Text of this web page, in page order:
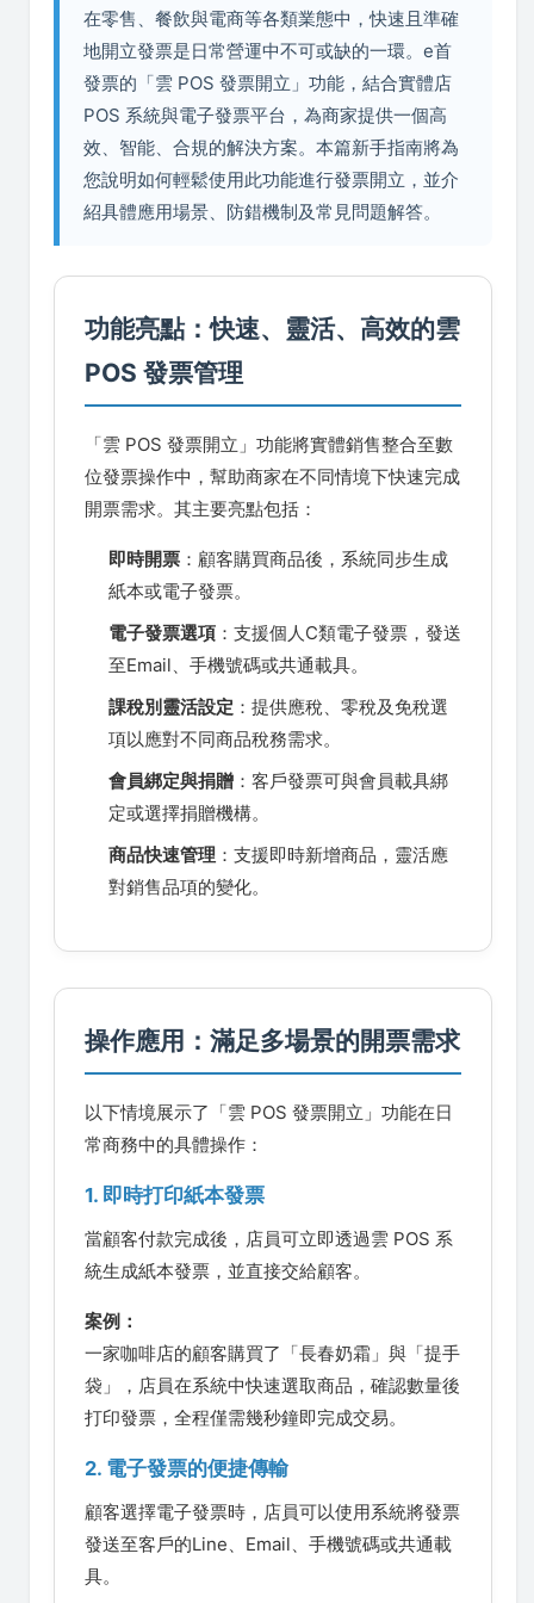
在零售、餐飲與電商等各類業態中，快速且準確
地開立發票是日常營運中不可或缺的一環。e首
發票的「雲 POS 發票開立」功能，結合實體店
POS 系統與電子發票平台，為商家提供一個高
效、智能、合規的解決方案。本篇新手指南將為
您說明如何輕鬆使用此功能進行發票開立，並介
紹具體應用場景、防錯機制及常見問題解答。
功能亮點：快速、靈活、高效的雲
POS 發票管理
「雲 POS 發票開立」功能將實體銷售整合至數
位發票操作中，幫助商家在不同情境下快速完成
開票需求。其主要亮點包括：
即時開票 ：顧客購買商品後，系統同步生成
紙本或電子發票。
電子發票選項 ：支援個人C類電子發票，發送
至Email、手機號碼或共通載具。
課稅別靈活設定 ：提供應稅、零稅及免稅選
項以應對不同商品稅務需求。
會員綁定與捐贈 ：客戶發票可與會員載具綁
定或選擇捐贈機構。
商品快速管理 ：支援即時新增商品，靈活應
對銷售品項的變化。
操作應用：滿足多場景的開票需求
以下情境展示了「雲 POS 發票開立」功能在日
常商務中的具體操作：
1. 即時打印紙本發票
當顧客付款完成後，店員可立即透過雲 POS 系
統生成紙本發票，並直接交給顧客。
案例：
一家咖啡店的顧客購買了「長春奶霜」與「提手
袋」，店員在系統中快速選取商品，確認數量後
打印發票，全程僅需幾秒鐘即完成交易。
2. 電子發票的便捷傳輸
顧客選擇電子發票時，店員可以使用系統將發票
發送至客戶的Line、Email、手機號碼或共通載
具。